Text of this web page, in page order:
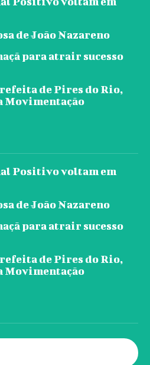
de João Nazareno
para atrair sucesso
de Pires do Rio,
Movimentação
Positivo voltam em
de João Nazareno
para atrair sucesso
de Pires do Rio,
Movimentação